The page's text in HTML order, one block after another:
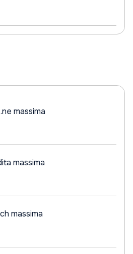
massima
massima
massima